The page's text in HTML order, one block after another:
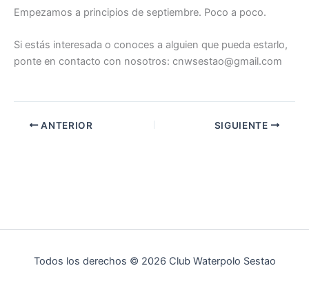
Empezamos a principios de septiembre. Poco a poco.
Si estás interesada o conoces a alguien que pueda estarlo,
ponte en contacto con nosotros: cnwsestao@gmail.com
ANTERIOR SIGUIENTE
Todos los derechos © 2026 Club Waterpolo Sestao